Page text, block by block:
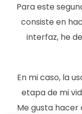
Para este
consiste en
interfaz, he
En mi caso, la
etapa de mi
Me gusta